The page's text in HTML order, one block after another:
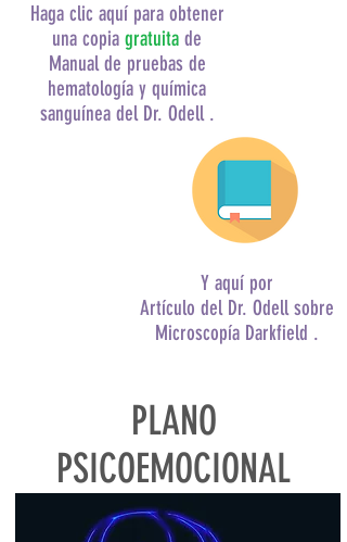
Haga clic aquí para obtener
una copia gratuita de
Manual de pruebas de
hematología y química
sanguínea del Dr. Odell .
Y aquí por
Artículo del Dr. Odell sobre
Microscopía Darkfield .
PLANO
PSICOEMOCIONAL